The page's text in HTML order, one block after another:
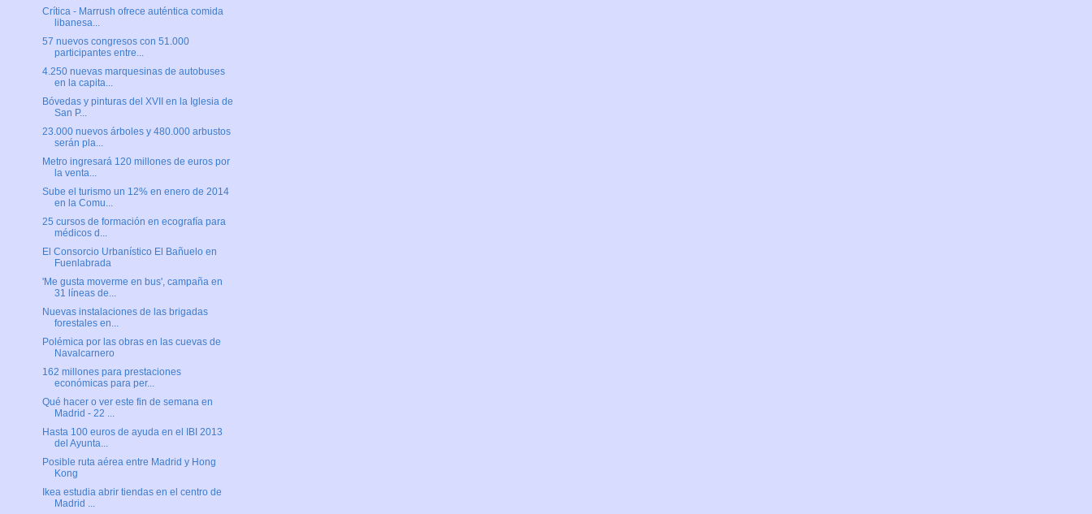
Crítica - Marrush ofrece auténtica comida
libanesa...
57 nuevos congresos con 51.000
participantes entre...
4.250 nuevas marquesinas de autobuses
en la capita...
Bóvedas y pinturas del XVII en la Iglesia de
San P...
23.000 nuevos árboles y 480.000 arbustos
serán pla...
Metro ingresará 120 millones de euros por
la venta...
Sube el turismo un 12% en enero de 2014
en la Comu...
25 cursos de formación en ecografía para
médicos d...
El Consorcio Urbanístico El Bañuelo en
Fuenlabrada
'Me gusta moverme en bus', campaña en
31 líneas de...
Nuevas instalaciones de las brigadas
forestales en...
Polémica por las obras en las cuevas de
Navalcarnero
162 millones para prestaciones
económicas para per...
Qué hacer o ver este fin de semana en
Madrid - 22 ...
Hasta 100 euros de ayuda en el IBI 2013
del Ayunta...
Posible ruta aérea entre Madrid y Hong
Kong
Ikea estudia abrir tiendas en el centro de
Madrid ...